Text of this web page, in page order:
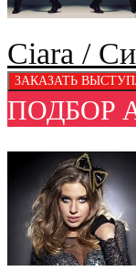
Ciara /
ПОДБОР